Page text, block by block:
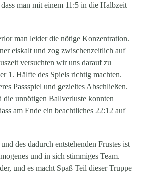
man mit einem 11:5 in die Halbzeit
man leider die nötige Konzentration.
eiskalt und zog zwischenzeitlich auf
versuchten wir uns darauf zu
1. Hälfte des Spiels richtig machten.
Passspiel und gezieltes Abschließen.
unnötigen Ballverluste konnten
am Ende ein beachtliches 22:12 auf
des dadurch entstehenden Frustes ist
und in sich stimmiges Team.
und es macht Spaß Teil dieser Truppe